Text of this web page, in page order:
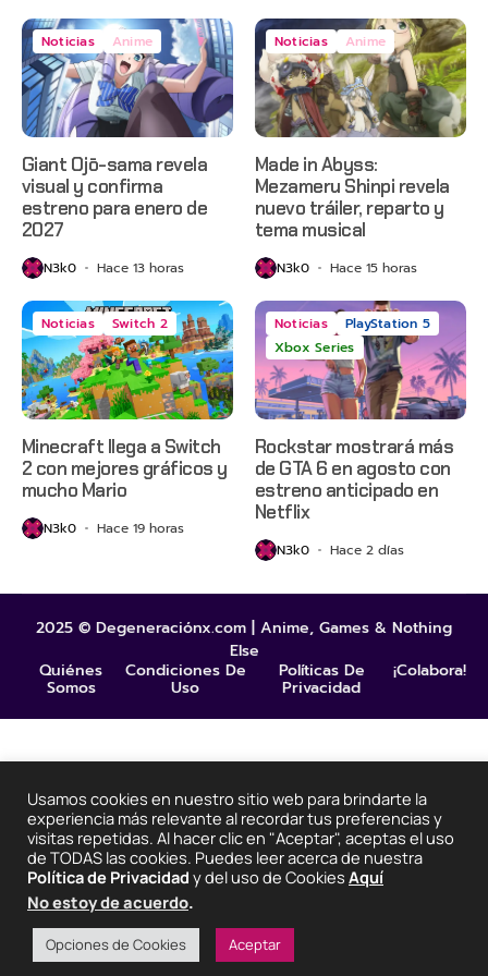
Noticias Anime
Giant Ojō-sama revela
visual y confirma
estreno para enero de
2027
N3k0 Hace 13 horas
Noticias Anime
Made in Abyss:
Mezameru Shinpi revela
nuevo tráiler, reparto y
tema musical
N3k0 Hace 15 horas
Noticias Switch 2
Minecraft llega a Switch
2 con mejores gráficos y
mucho Mario
N3k0 Hace 19 horas
Noticias
PlayStation 5
Xbox Series
Rockstar mostrará más
de GTA 6 en agosto con
estreno anticipado en
Netflix
N3k0 Hace 2 días
2025 © Degeneraciónx.com | Anime, Games & Nothing
Else
Quiénes
Somos
Condiciones De
Uso
Políticas De
Privacidad
¡Colabora!
Usamos cookies en nuestro sitio web para brindarte la
experiencia más relevante al recordar tus preferencias y
visitas repetidas. Al hacer clic en "Aceptar", aceptas el uso
de TODAS las cookies. Puedes leer acerca de nuestra
Política de Privacidad y del uso de Cookies Aquí
No estoy de acuerdo.
Opciones de Cookies Aceptar